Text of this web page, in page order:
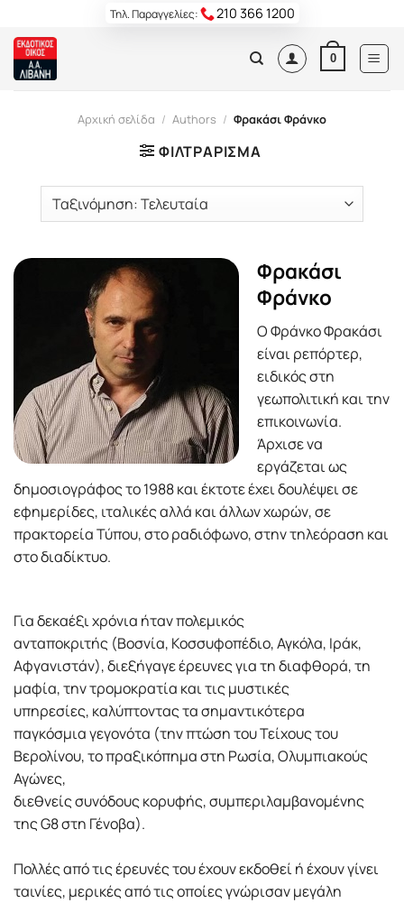
content
Τηλ. Παραγγελίες: 210 366 1200
0
Αρχική σελίδα / Authors / Φρακάσι Φράνκο
ΦΙΛΤΡΆΡΙΣΜΑ
Φρακάσι
Φράνκο
Ο Φράνκο Φρακάσι
είναι ρεπόρτερ,
ειδικός στη
γεωπολιτική και την
επικοινωνία.
Άρχισε να
εργάζεται ως
δηµοσιογράφος το 1988 και έκτοτε έχει δουλέψει σε
εφηµερίδες, ιταλικές αλλά και άλλων χωρών, σε
πρακτορεία Τύπου, στο ραδιόφωνο, στην τηλεόραση και
στο διαδίκτυο.
Για δεκαέξι χρόνια ήταν πολεµικός
ανταποκριτής (Βοσνία, Κοσσυφοπέδιο, Αγκόλα, Ιράκ,
Αφγανιστάν), διεξήγαγε έρευνες για τη διαφθορά, τη
µαφία, την τροµοκρατία και τις µυστικές
υπηρεσίες, καλύπτοντας τα σηµαντικότερα
παγκόσµια γεγονότα (την πτώση του Τείχους του
Βερολίνου, το πραξικόπηµα στη Ρωσία, Ολυµπιακούς
Αγώνες,
διεθνείς συνόδους κορυφής, συµπεριλαµβανοµένης
της G8 στη Γένοβα).
Πολλές από τις έρευνές του έχουν εκδοθεί ή έχουν γίνει
ταινίες, µερικές από τις οποίες γνώρισαν µεγάλη